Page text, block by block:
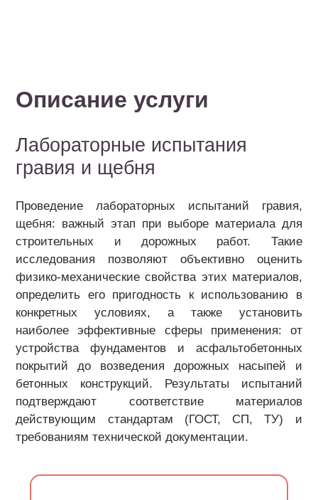
Описание услуги
Лабораторные испытания
гравия и щебня
Проведение лабораторных испытаний гравия,
щебня: важный этап при выборе материала для
строительных и дорожных работ. Такие
исследования позволяют объективно оценить
физико-механические свойства этих материалов,
определить его пригодность к использованию в
конкретных условиях, а также установить
наиболее эффективные сферы применения: от
устройства фундаментов и асфальтобетонных
покрытий до возведения дорожных насыпей и
бетонных конструкций. Результаты испытаний
подтверждают соответствие материалов
действующим стандартам (ГОСТ, СП, ТУ) и
требованиям технической документации.